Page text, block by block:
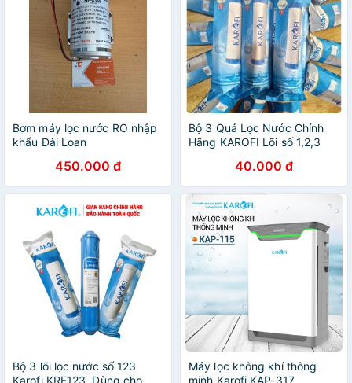
Bơm máy lọc nước RO nhập
khẩu Đài Loan
450.000 đ
Bộ 3 Quả Lọc Nước Chính
Hãng KAROFI Lõi số 1,2,3
40.000 đ
Bộ 3 lõi lọc nước số 123
Karofi KRF123, Dùng cho
Máy lọc không khí thông
minh Karofi KAP-317